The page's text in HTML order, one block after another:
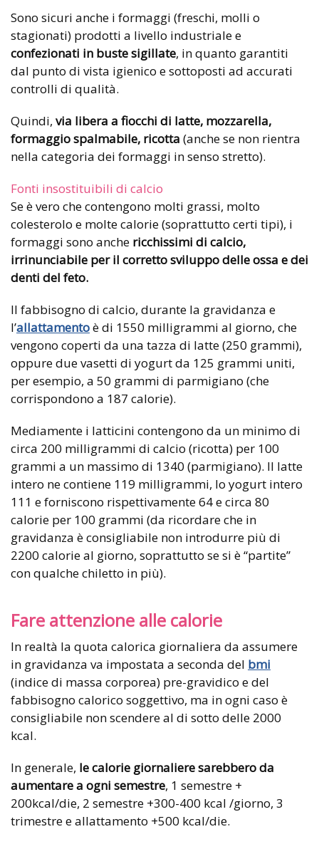
Sono sicuri anche i formaggi (freschi, molli o
stagionati) prodotti a livello industriale e
confezionati in buste sigillate, in quanto garantiti
dal punto di vista igienico e sottoposti ad accurati
controlli di qualità.
Quindi, via libera a fiocchi di latte, mozzarella,
formaggio spalmabile, ricotta (anche se non rientra
nella categoria dei formaggi in senso stretto).
Fonti insostituibili di calcio
Se è vero che contengono molti grassi, molto
colesterolo e molte calorie (soprattutto certi tipi), i
formaggi sono anche ricchissimi di calcio,
irrinunciabile per il corretto sviluppo delle ossa e dei
denti del feto.
Il fabbisogno di calcio, durante la gravidanza e
l’allattamentoè di 1550 milligrammi al giorno, che
vengono coperti da una tazza di latte (250 grammi),
oppure due vasetti di yogurt da 125 grammi uniti,
per esempio, a 50 grammi di parmigiano (che
corrispondono a 187 calorie).
Mediamente i latticini contengono da un minimo di
circa 200 milligrammi di calcio (ricotta) per 100
grammi a un massimo di 1340 (parmigiano). Il latte
intero ne contiene 119 milligrammi, lo yogurt intero
111 e forniscono rispettivamente 64 e circa 80
calorie per 100 grammi (da ricordare che in
gravidanza è consigliabile non introdurre più di
2200 calorie al giorno, soprattutto se si è “partite”
con qualche chiletto in più).
Fare attenzione alle calorie
In realtà la quota calorica giornaliera da assumere
in gravidanza va impostata a seconda del bmi
(indice di massa corporea) pre-gravidico e del
fabbisogno calorico soggettivo, ma in ogni caso è
consigliabile non scendere al di sotto delle 2000
kcal.
In generale, le calorie giornaliere sarebbero da
aumentare a ogni semestre, 1 semestre +
200kcal/die, 2 semestre +300-400 kcal /giorno, 3
trimestre e allattamento +500 kcal/die.